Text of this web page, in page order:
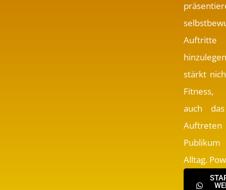
Auftritte
stärkt
Fitness,
auch
Alltag.